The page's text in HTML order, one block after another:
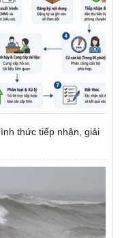
thức tiếp nhận, giải